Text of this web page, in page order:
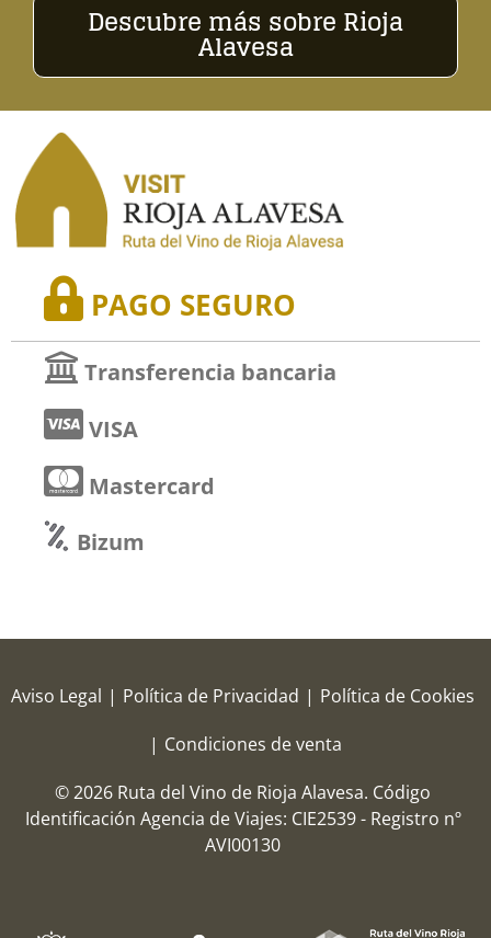
Descubre más sobre Rioja
Alavesa
PAGO SEGURO
Transferencia bancaria
VISA
Mastercard
Bizum
Aviso Legal | Política de Privacidad | Política de Cookies
| Condiciones de venta
© 2026 Ruta del Vino de Rioja Alavesa. Código
Identificación Agencia de Viajes: CIE2539 - Registro nº
AVI00130